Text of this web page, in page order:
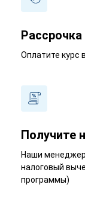
Рассрочка
Оплатите курс
Получите
Наши
налоговый
программы)